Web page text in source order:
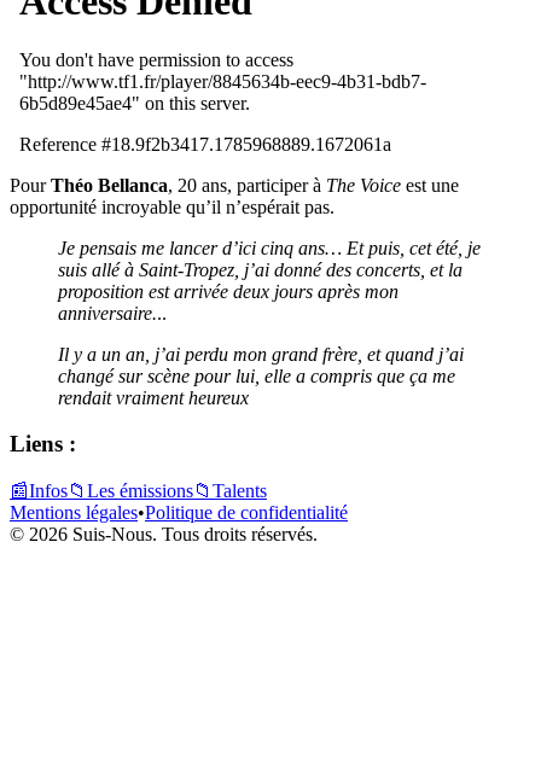
PourThéo Bellanca, 20 ans, participer à The Voice est une
opportunité incroyable qu’il n’espérait pas.
Je pensais me lancer d’ici cinq ans… Et puis, cet été, je
suis allé à Saint-Tropez, j’ai donné des concerts, et la
proposition est arrivée deux jours après mon
anniversaire...
Il y a un an, j’ai perdu mon grand frère, et quand j’ai
changé sur scène pour lui, elle a compris que ça me
rendait vraiment heureux
Liens :
📰Infos📁 Les émissions📁 Talents
Mentions légales•Politique de confidentialité
© 2026 Suis-Nous. Tous droits réservés.